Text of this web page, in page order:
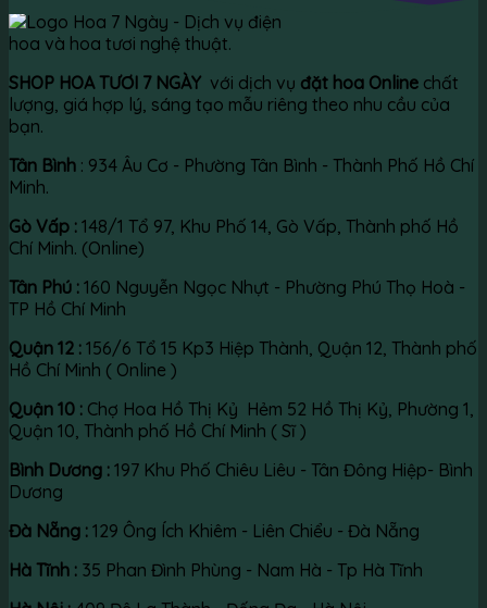
2.470.000 ₫.
SHOP HOA TƯƠI 7 NGÀY với dịch vụ đặt hoa Online chất
lượng, giá hợp lý, sáng tạo mẫu riêng theo nhu cầu của
bạn.
Tân Bình : 934 Âu Cơ - Phường Tân Bình - Thành Phố Hồ Chí
Minh.
Gò Vấp : 148/1 Tổ 97, Khu Phố 14, Gò Vấp, Thành phố Hồ
Chí Minh. (Online)
Tân Phú : 160 Nguyễn Ngọc Nhựt - Phường Phú Thọ Hoà -
TP Hồ Chí Minh
Quận 12 : 156/6 Tổ 15 Kp3 Hiệp Thành, Quận 12, Thành phố
Hồ Chí Minh ( Online )
Quận 10 : Chợ Hoa Hồ Thị Kỷ Hẻm 52 Hồ Thị Kỷ, Phường 1,
Quận 10, Thành phố Hồ Chí Minh ( Sĩ )
Bình Dương : 197 Khu Phố Chiêu Liêu - Tân Đông Hiệp- Bình
Dương
Đà Nẵng : 129 Ông Ích Khiêm - Liên Chiểu - Đà Nẵng
Hà Tĩnh : 35 Phan Đình Phùng - Nam Hà - Tp Hà Tĩnh